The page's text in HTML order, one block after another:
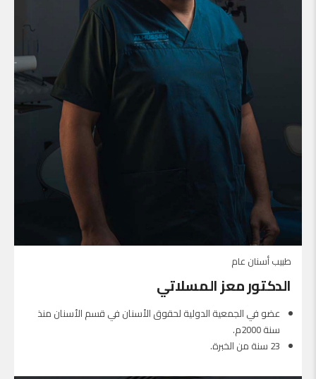
طبيب أسنان عام
الدكتور معز المسلاتي
عضو في الجمعية الدولية لحقوق الأسنان في قسم الأسنان منذ
سنة 2000م.
23 سنة من الخبرة.